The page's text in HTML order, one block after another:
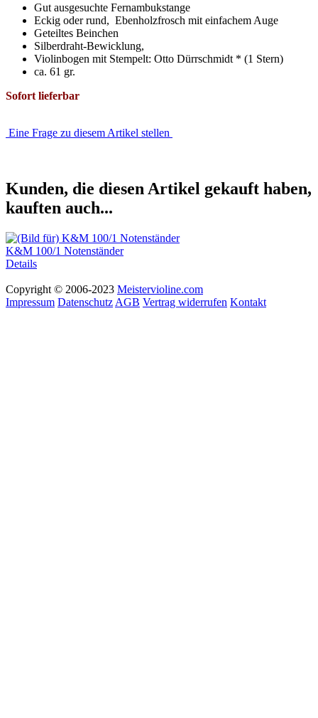
Gut ausgesuchte Fernambukstange
Eckig oder rund, Ebenholzfrosch mit einfachem Auge
Geteiltes Beinchen
Silberdraht-Bewicklung,
Violinbogen mit Stempelt: Otto Dürrschmidt * (1 Stern)
ca. 61 gr.
Sofort lieferbar
Eine Frage zu diesem Artikel stellen
Kunden, die diesen Artikel gekauft haben,
kauften auch...
K&M 100/1 Notenständer
Details
Copyright © 2006-2023 Meistervioline.com
Impressum Datenschutz AGB Vertrag widerrufen Kontakt